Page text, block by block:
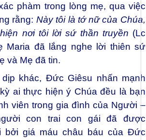
phàm trong lòng mẹ, qua việc
rằng: Này tôi là tớ nữ của Chúa,
nơi tôi lời sứ thần truyền (Lc
Maria đã lắng nghe lời thiên sứ
Mẹ và Mẹ đã tin.
khác, Đức Giêsu nhấn mạnh
ai thực hiện ý Chúa đều là bạn
viên trong gia đình của Người –
con trai con gái đã được
bởi giá máu châu báu của Đức